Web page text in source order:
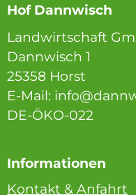
Hof Dannwisch
Landwirtschaft
Dannwisch 1
25358 Horst
E-Mail:
DE-ÖKO-022
Informationen
Kontakt & Anfahrt